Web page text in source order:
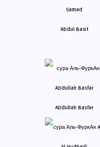
Abdul Basit
Abdullah Basfar